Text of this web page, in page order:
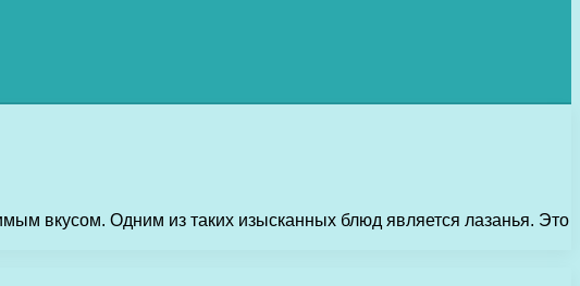
вкусом. Одним из таких изысканных блюд является лазанья. Это